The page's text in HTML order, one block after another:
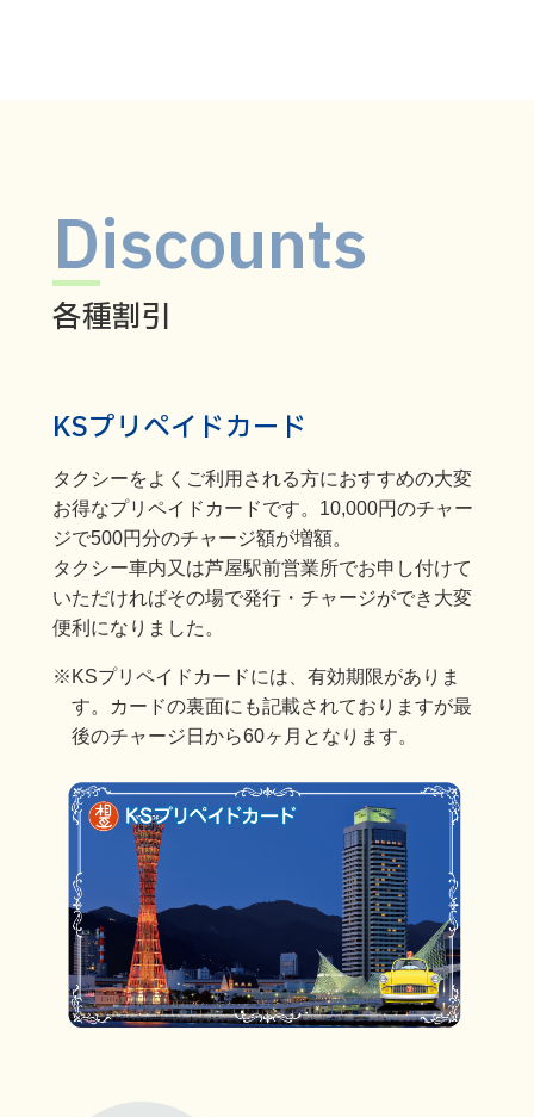
Discounts
各種割引
KSプリペイドカード
タクシーをよくご利用される方におすすめの大変
お得なプリペイドカードです。10,000円のチャー
ジで500円分のチャージ額が増額。
タクシー車内又は芦屋駅前営業所でお申し付けて
いただければその場で発行・チャージができ大変
便利になりました。
※KSプリペイドカードには、有効期限がありま
す。カードの裏面にも記載されておりますが最
後のチャージ日から60ヶ月となります。